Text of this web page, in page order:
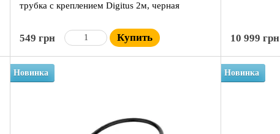
трубка с креплением Digitus 2м, черная
549 грн Купить 10 999 грн
Новинка Новинка